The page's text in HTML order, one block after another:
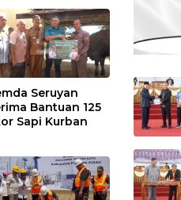
Seruyan
Bantuan 125
Sapi Kurban